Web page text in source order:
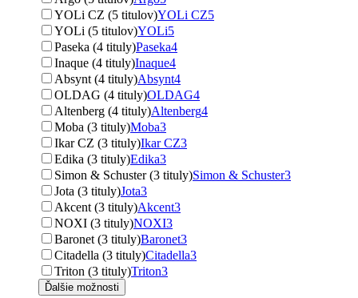
YOLi CZ (5 titulov)YOLi CZ5
YOLi (5 titulov)YOLi5
Paseka (4 tituly)Paseka4
Inaque (4 tituly)Inaque4
Absynt (4 tituly)Absynt4
OLDAG (4 tituly)OLDAG4
Altenberg (4 tituly)Altenberg4
Moba (3 tituly)Moba3
Ikar CZ (3 tituly)Ikar CZ3
Edika (3 tituly)Edika3
Simon & Schuster (3 tituly)Simon & Schuster3
Jota (3 tituly)Jota3
Akcent (3 tituly)Akcent3
NOXI (3 tituly)NOXI3
Baronet (3 tituly)Baronet3
Citadella (3 tituly)Citadella3
Triton (3 tituly)Triton3
Ďalšie možnosti